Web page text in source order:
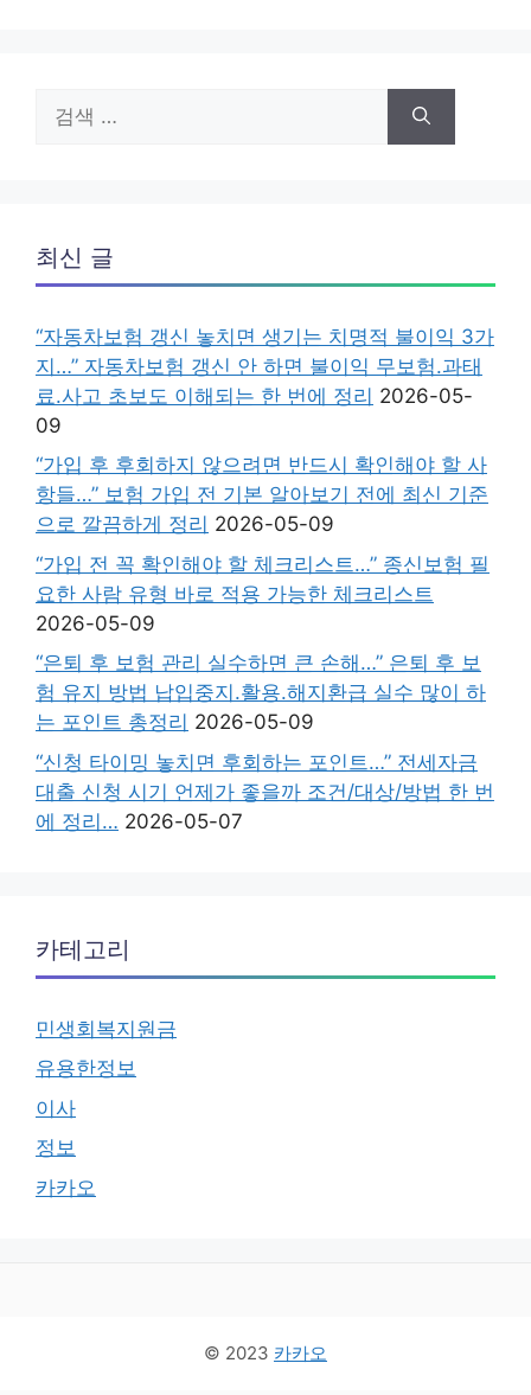
색:
최신 글
“자동차보험 갱신 놓치면 생기는 치명적 불이익 3가
지…” 자동차보험 갱신 안 하면 불이익 무보험.과태
료.사고 초보도 이해되는 한 번에 정리 2026-05-
09
“가입 후 후회하지 않으려면 반드시 확인해야 할 사
항들…” 보험 가입 전 기본 알아보기 전에 최신 기준
으로 깔끔하게 정리 2026-05-09
“가입 전 꼭 확인해야 할 체크리스트…” 종신보험 필
요한 사람 유형 바로 적용 가능한 체크리스트
2026-05-09
“은퇴 후 보험 관리 실수하면 큰 손해…” 은퇴 후 보
험 유지 방법 납입중지.활용.해지환급 실수 많이 하
는 포인트 총정리 2026-05-09
“신청 타이밍 놓치면 후회하는 포인트…” 전세자금
대출 신청 시기 언제가 좋을까 조건/대상/방법 한 번
에 정리… 2026-05-07
카테고리
민생회복지원금
유용한정보
이사
정보
카카오
© 2023 카카오